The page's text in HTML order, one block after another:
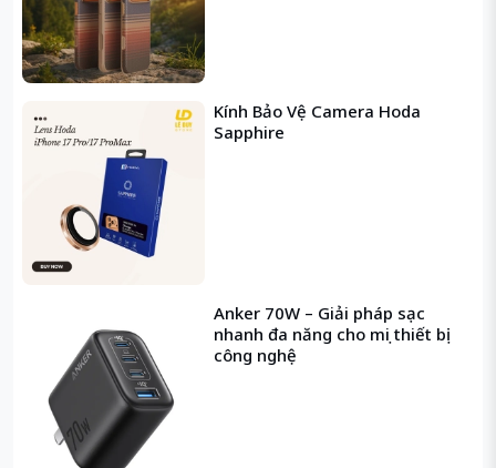
Kính Bảo Vệ Camera Hoda
Sapphire
Anker 70W – Giải pháp sạc
nhanh đa năng cho mọi thiết bị
công nghệ